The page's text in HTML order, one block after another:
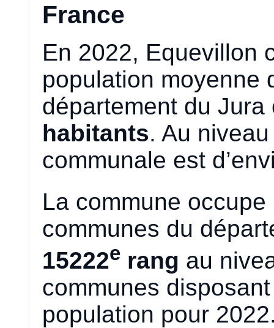
France
En 2022, Equevillon
population moyenne
département du Jura
habitants. Au
communale est
La commune
communes du
15222e rang au
communes
population pour